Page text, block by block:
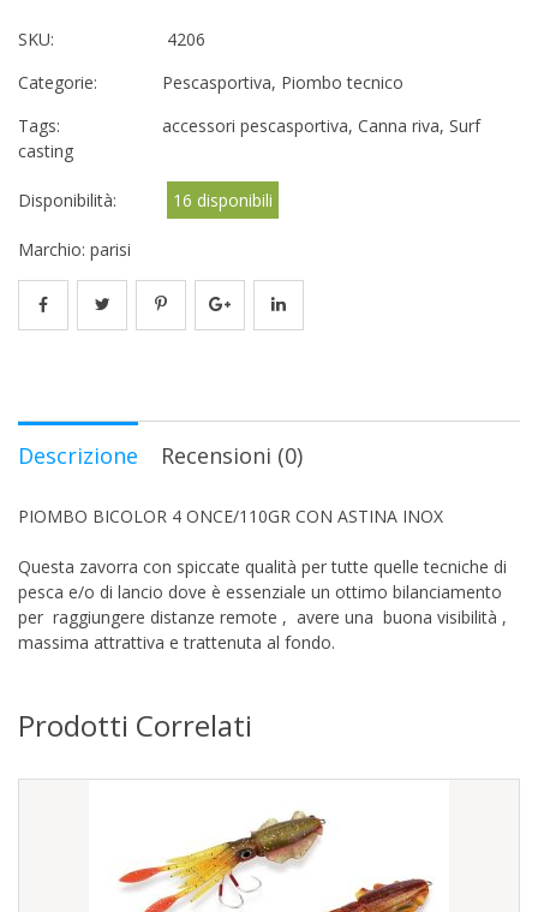
SKU:
4206
Categorie:
Pescasportiva, Piombo tecnico
Tags:
accessori pescasportiva, Canna riva, Surf
casting
Disponibilità: 16 disponibili
Marchio: parisi
Descrizione Recensioni (0)
PIOMBO BICOLOR 4 ONCE/110GR CON ASTINA INOX
Questa zavorra con spiccate qualità per tutte quelle tecniche di
pesca e/o di lancio dove è essenziale un ottimo bilanciamento
per raggiungere distanze remote , avere una buona visibilità ,
massima attrattiva e trattenuta al fondo.
Prodotti Correlati